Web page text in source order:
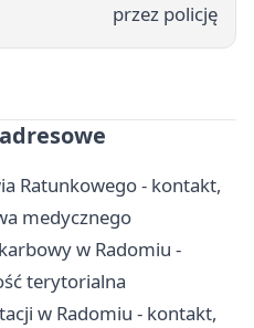
przez policję
Ratunkowego - kontakt,
medycznego
w Radomiu -
terytorialna
w Radomiu - kontakt,